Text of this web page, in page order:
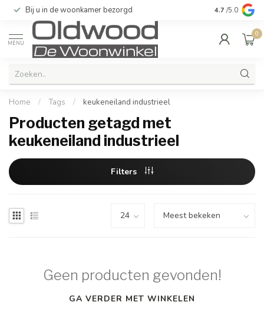
Bij u in de woonkamer bezorgd Kwaliteit &
4.7 /5.0
MENU
0
Home / Tags / keukeneiland industrieel
Producten getagd met
keukeneiland industrieel
Filters
Geen producten gevonden!
GA VERDER MET WINKELEN